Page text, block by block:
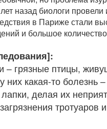
назад биологи
в Париже стали
и большое
– грязные птицы,
них какая-то болезнь
делая их
тротуаров